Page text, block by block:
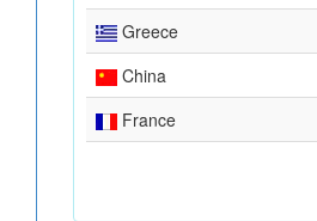
Greece
China
France